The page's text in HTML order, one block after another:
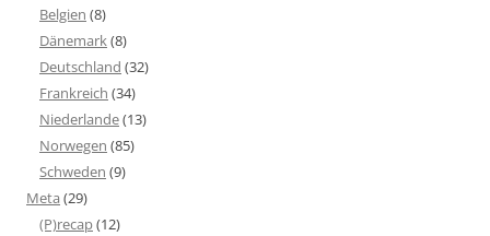
Belgien (8)
Dänemark(8)
Deutschland (32)
Frankreich (34)
Niederlande(13)
Norwegen (85)
Schweden (9)
Meta (29)
(P)recap(12)